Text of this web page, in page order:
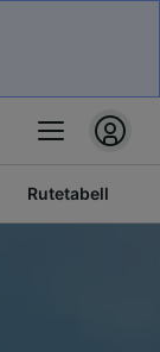
Rutetabell